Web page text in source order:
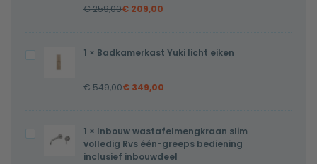
met
touch
€259,00€ 209,00
Badkamerkast
1 × Badkamerkast Yuki licht eiken
€549,00€ 349,00
Inbouw
wastafelmengkraan
1 × Inbouw wastafelmengkraan slim
volledig Rvs één-greeps bediening
inclusief inbouwdeel